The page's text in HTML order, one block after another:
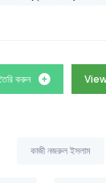
করুন
কাজী নজরুল ইসলাম